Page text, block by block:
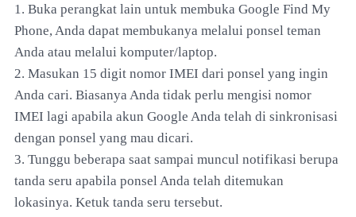
1. Buka perangkat lain untuk membuka Google Find My
Phone, Anda dapat membukanya melalui ponsel teman
Anda atau melalui komputer/laptop.
2. Masukan 15 digit nomor IMEI dari ponsel yang ingin
Anda cari. Biasanya Anda tidak perlu mengisi nomor
IMEI lagi apabila akun Google Anda telah di sinkronisasi
dengan ponsel yang mau dicari.
3. Tunggu beberapa saat sampai muncul notifikasi berupa
tanda seru apabila ponsel Anda telah ditemukan
lokasinya. Ketuk tanda seru tersebut.